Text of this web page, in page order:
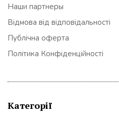
Наши партнеры
Відмова від відповідальності
Публічна оферта
Політика Конфіденційності
Категорії